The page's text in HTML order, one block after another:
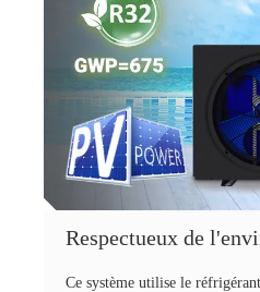
Respectueux de
Ce système utilise le